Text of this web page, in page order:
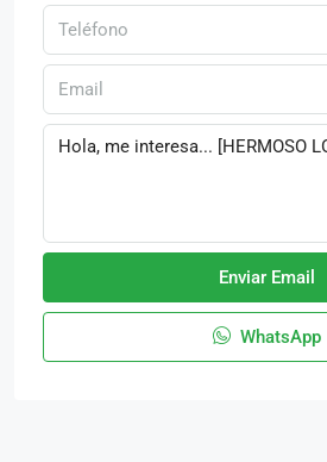
Enviar Email
WhatsApp